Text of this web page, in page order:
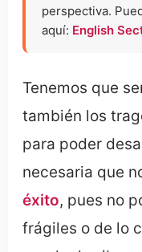
perspectiva.
aquí: English
Tenemos que
también los
para poder
necesaria que
éxito, pues no
frágiles o de lo